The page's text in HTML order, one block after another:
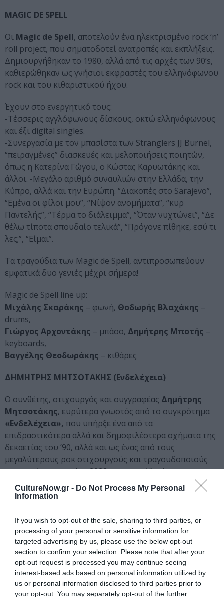
CultureNow.gr - Do Not Process My Personal
Information
If you wish to opt-out of the sale, sharing to third parties, or
processing of your personal or sensitive information for
targeted advertising by us, please use the below opt-out
section to confirm your selection. Please note that after your
opt-out request is processed you may continue seeing
interest-based ads based on personal information utilized by
us or personal information disclosed to third parties prior to
your opt-out. You may separately opt-out of the further
MAGIC DE SPELL
Οι Magic de Spell, αποτελούν ένα ηλεκτρισμένο rock ‘n’
roll project, που σηματοδοτεί ανατροπές και εκπλήξεις.
Δημιουργήθηκαν το 1980, αλλά από τις αρχές των 90’s,
καθιερώθηκαν ως γνήσιοι εκφραστές του ελληνόφωνου
rock και του κιθαριστικού ήχου.
Έχουν στο ενεργητικό τους:
-Τέσσερις αγγλόφωνους δίσκους, οκτώ ελληνόφωνους
και έξι digital singles.
-Συνεργασία με τον μπασίστα των Stranglers JJ Burnel,
“πειραγμένες” διασκευές και μελοποιήσεις ποιητών,
όπως η Κατερίνα Γώγου, ο Κώστας Καρυωτάκης και
άλλοι. -Μεγάλο αριθμό συναυλιών στην Ελλάδα, την
Κύπρο, αλλά και την Ευρώπη. “Διακοπές στο Sarajevo”,
“Εμένα οι φίλοι μου”, “Νίψον ανομήματα”, “κυρ
Παντελής”, “Τέρμα το διάλειμμα”, “Όταν νυχτώνει”, “Δε
θέλω τίποτα σπουδαίο τελικά”, “Πρόγονε πίθηκε, εσύ τι
λες;”, “Είμαι”.
Τα τραγούδια των Magic de Spell, αντιπροσωπεύουν
εμφατικά δυο γενιές μέχρι σήμερα!
Magic de Spell line up:
Μιχάλης Σκαράκης – φωνή, Θοδωρής Βλαχάκης –
drums,
Γιώργος Αρχοντάκης – μπάσο, Δημήτρης Μποτής –
keyboards,
Βαγγέλης Θεοδωράκης – κιθάρες
ΔΗΜΗΤΡΗΣ ΜΗΤΣΟΤΑΚΗΣ (Ενδελέχεια)
Ο συνθέτης, στιχουργός και συγγραφέας Δημήτρης
Μητσοτάκης, ευρύτερα γνωστός από το συγκρότημα
«Ενδελέχεια», που υπήρξε ένα από τα
επιδραστικότερα αλλά και δημοφιλέστερα σχήματα της
δεκαετίας του ’90, αλλά και ως ένας από τους
μεγαλύτερους ροκ στιχουργούς και τραγουδοποιούς
της γενιάς του, εν έτη 2022, παρουσιάζει ένα
πρόγραμμα βασισμένο στην 30ετή δημιουργική του
πορεία. Με 12 δισκογραφικά άλμπουμ και αρκετές
του, ξεκινώντας από την εποχή των “Βουτιά από ψηλά”,
“Δεν είμαι αυτός που θες”, “Τι τραγούδι να σου πω”,
“Διαμαντένια προβλήτα”, περνάει μέσα από τις
νεώτερες αναζητήσεις των Ευδαιμονικών “Αν” και
“Ρώτα” και φτάνει στη σημερινή προσωπική του
διαδρομή που εκφράζεται με τα νέα του ψηφιακά
σινγκλ που θα ακούσετε στο κανάλι του στο YouTube.